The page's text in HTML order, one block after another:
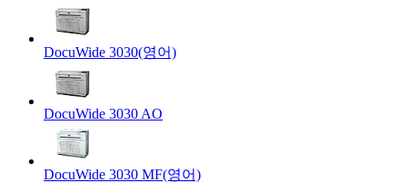
DocuWide 3030(영어)
DocuWide 3030 AO
DocuWide 3030 MF(영어)